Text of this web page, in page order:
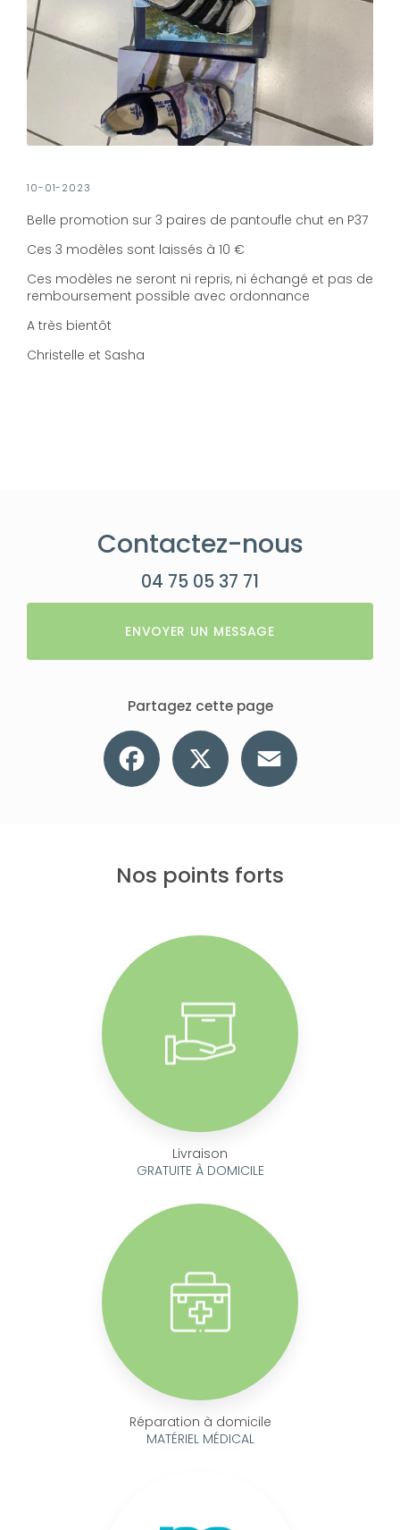
10-01-2023
Belle promotion sur 3 paires de pantoufle chut en P37
Ces 3 modèles sont laissés à 10 €
Ces modèles ne seront ni repris, ni échangé et pas de
remboursement possible avec ordonnance
A très bientôt
Christelle et Sasha
Contactez-nous
04 75 05 37 71
ENVOYER UN MESSAGE
Partagez cette page
Facebook
Nos points forts
Livraison
GRATUITE À DOMICILE
Réparation à domicile
MATÉRIEL MÉDICAL